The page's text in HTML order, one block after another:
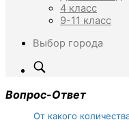
4 класс
9-11 класс
Выбор города
Вопрос-Ответ
От какого